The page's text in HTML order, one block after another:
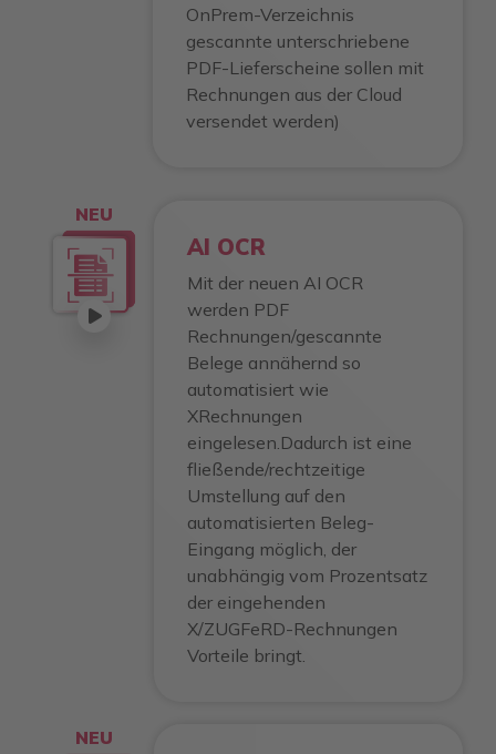
OnPrem-Verzeichnis
gescannte unterschriebene
PDF-Lieferscheine sollen mit
Rechnungen aus der Cloud
versendet werden)
NEU
AI OCR
Mit der neuen AI OCR
werden PDF
Rechnungen/gescannte
Belege annähernd so
automatisiert wie
XRechnungen
eingelesen.Dadurch ist eine
fließende/rechtzeitige
Umstellung auf den
automatisierten Beleg-
Eingang möglich, der
unabhängig vom Prozentsatz
der eingehenden
X/ZUGFeRD-Rechnungen
Vorteile bringt.
NEU